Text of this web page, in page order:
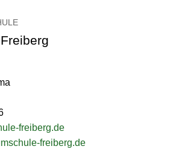
freiberg.de
freiberg.de